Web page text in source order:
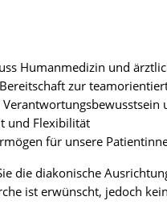
Humanmedizin und
zur
und Flexibilität
für unsere
die diakonische
ist erwünscht, jedoch